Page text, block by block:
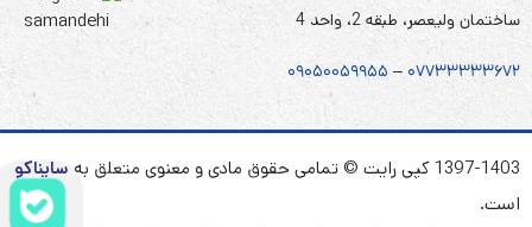
ساختمان ولیعصر، طبقه 2، واحد 4
۰۷۷۳۳۳۳۳۶۷۲ – ۰۹۰۵۰۰۵۹۹۵۵
1397-1403 کپی رایت © تمامی حقوق مادی و معنوی متعلق به
سایناکو
است.